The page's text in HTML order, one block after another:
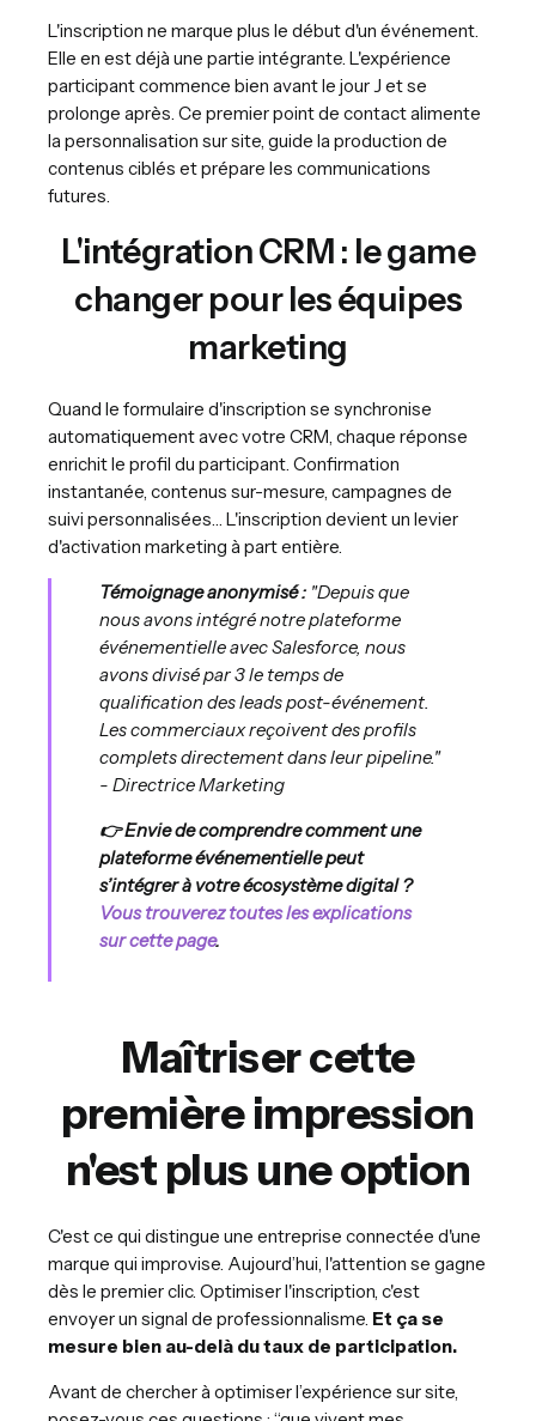
L'inscription ne marque plus le début d'un événement.
Elle en est déjà une partie intégrante. L'expérience
participant commence bien avant le jour J et se
prolonge après. Ce premier point de contact alimente
la personnalisation sur site, guide la production de
contenus ciblés et prépare les communications
futures.
L'intégration CRM : le game
changer pour les équipes
marketing
Quand le formulaire d'inscription se synchronise
automatiquement avec votre CRM, chaque réponse
enrichit le profil du participant. Confirmation
instantanée, contenus sur-mesure, campagnes de
suivi personnalisées… L'inscription devient un levier
d'activation marketing à part entière.
Témoignage anonymisé : "Depuis que
nous avons intégré notre plateforme
événementielle avec Salesforce, nous
avons divisé par 3 le temps de
qualification des leads post-événement.
Les commerciaux reçoivent des profils
complets directement dans leur pipeline."
- Directrice Marketing
👉 Envie de comprendre comment une
plateforme événementielle peut
s’intégrer à votre écosystème digital ?
Vous trouverez toutes les explications
sur cette page.
Maîtriser cette
première impression
n'est plus une option
C'est ce qui distingue une entreprise connectée d'une
marque qui improvise. Aujourd’hui, l'attention se gagne
dès le premier clic. Optimiser l'inscription, c'est
envoyer un signal de professionnalisme. Et ça se
mesure bien au-delà du taux de participation.
Avant de chercher à optimiser l’expérience sur site,